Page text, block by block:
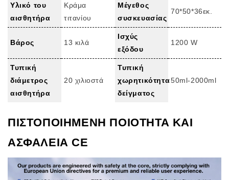
Υλικό του
αισθητήρα
Κράμα
τιτανίου
Μέγεθος
συσκευασίας
70*50*36εκ.
Βάρος 13 κιλά
Ισχύς
εξόδου
1200 W
Τυπική
διάμετρος
αισθητήρα
20 χιλιοστά
Τυπική
χωρητικότητα
δείγματος
50ml-2000ml
ΠΙΣΤΟΠΟΙΗΜΕΝΗ ΠΟΙΟΤΗΤΑ ΚΑΙ
ΑΣΦΑΛΕΙΑ CE